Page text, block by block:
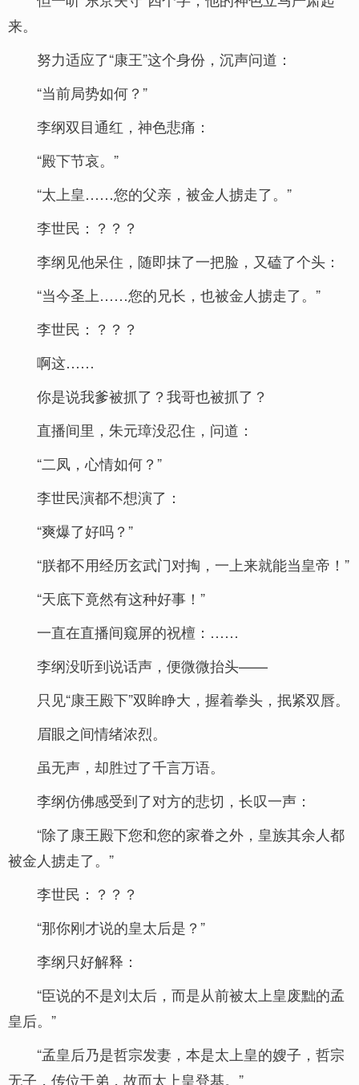
来。
努力适应了“康王”这个身份，沉声问道：
“当前局势如何？”
李纲双目通红，神色悲痛：
“殿下节哀。”
“太上皇……您的父亲，被金人掳走了。”
李世民：？？？
李纲见他呆住，随即抹了一把脸，又磕了个头：
“当今圣上……您的兄长，也被金人掳走了。”
李世民：？？？
啊这……
你是说我爹被抓了？我哥也被抓了？
直播间里，朱元璋没忍住，问道：
“二凤，心情如何？”
李世民演都不想演了：
“爽爆了好吗？”
“朕都不用经历玄武门对掏，一上来就能当皇帝！”
“天底下竟然有这种好事！”
一直在直播间窥屏的祝檀：……
李纲没听到说话声，便微微抬头——
只见“康王殿下”双眸睁大，握着拳头，抿紧双唇。
眉眼之间情绪浓烈。
虽无声，却胜过了千言万语。
李纲仿佛感受到了对方的悲切，长叹一声：
“除了康王殿下您和您的家眷之外，皇族其余人都
被金人掳走了。”
李世民：？？？
“那你刚才说的皇太后是？”
李纲只好解释：
“臣说的不是刘太后，而是从前被太上皇废黜的孟
皇后。”
“孟皇后乃是哲宗发妻，本是太上皇的嫂子，哲宗
无子，传位于弟，故而太上皇登基。”